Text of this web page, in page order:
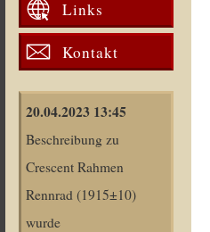
Links
Kontakt
20.04.2023 13:45
Beschreibung zu
Crescent Rahmen
Rennrad (1915±10)
wurde